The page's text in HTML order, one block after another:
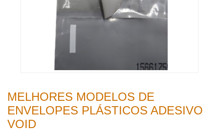
MELHORES MODELOS DE
ENVELOPES PLÁSTICOS ADESIVO
VOID